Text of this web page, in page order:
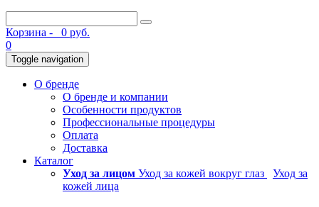
Корзина -
0 руб.
0
Toggle navigation
О бренде
О бренде и компании
Особенности продуктов
Профессиональные процедуры
Оплата
Доставка
Каталог
Уход за лицом Уход за кожей вокруг глаз
Уход за
кожей лица